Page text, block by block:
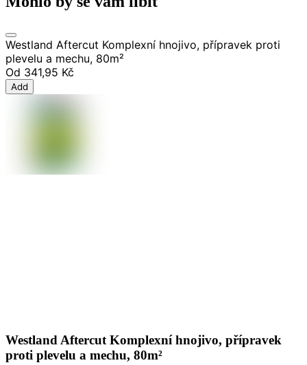
Westland Aftercut Komplexní hnojivo, přípravek proti
plevelu a mechu, 80m²
Od 341,95 Kč
Add
Westland Aftercut Komplexní hnojivo, přípravek
proti plevelu a mechu, 80m²